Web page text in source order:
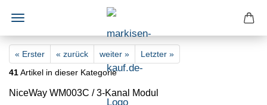
« Erster « zurück weiter »
Letzter »
41Artikel in dieser Kategorie
NiceWay WM003C / 3-Kanal Modul